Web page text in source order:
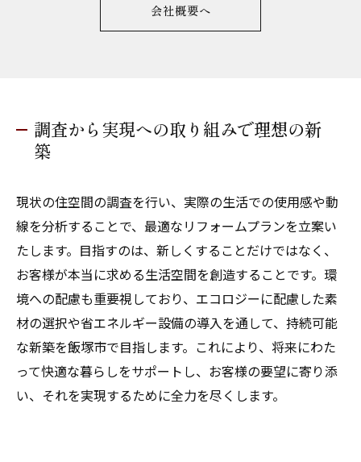
会社概要へ
調査から実現への取り組みで理想の新
築
現状の住空間の調査を行い、実際の生活での使用感や動
線を分析することで、最適なリフォームプランを立案い
たします。目指すのは、新しくすることだけではなく、
お客様が本当に求める生活空間を創造することです。環
境への配慮も重要視しており、エコロジーに配慮した素
材の選択や省エネルギー設備の導入を通して、持続可能
な新築を飯塚市で目指します。これにより、将来にわた
って快適な暮らしをサポートし、お客様の要望に寄り添
い、それを実現するために全力を尽くします。